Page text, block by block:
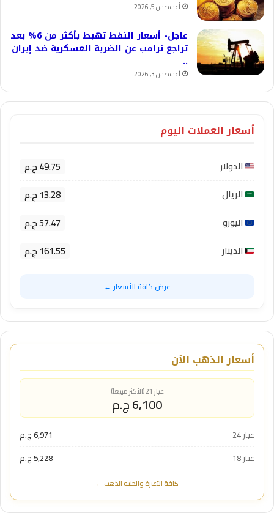
أغسطس 5, 2026
عاجل- أسعار النفط تهبط بأكثر من 6% بعد
تراجع ترامب عن الضربة العسكرية ضد إيران
..
أغسطس 3, 2026
أسعار العملات اليوم
الدولار 49.75 ج.م
الريال 13.28 ج.م
اليورو 57.47 ج.م
الدينار 161.55 ج.م
عرض كافة الأسعار ←
أسعار الذهب الآن
عيار 21 (الأكثر مبيعاً)
6,100 ج.م
عيار 24
6,971 ج.م
عيار 18
5,228 ج.م
كافة الأعيرة والجنيه الذهب ←